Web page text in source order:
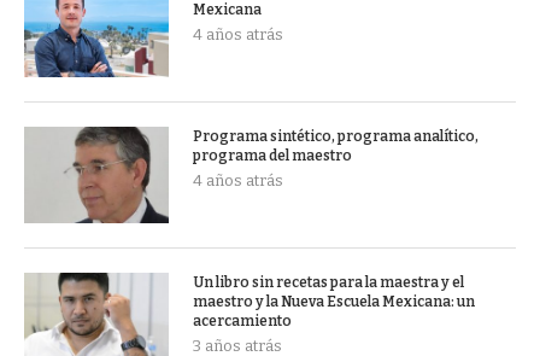
Mexicana
4 años atrás
Programa sintético, programa analítico,
programa del maestro
4 años atrás
Un libro sin recetas para la maestra y el
maestro y la Nueva Escuela Mexicana: un
acercamiento
3 años atrás